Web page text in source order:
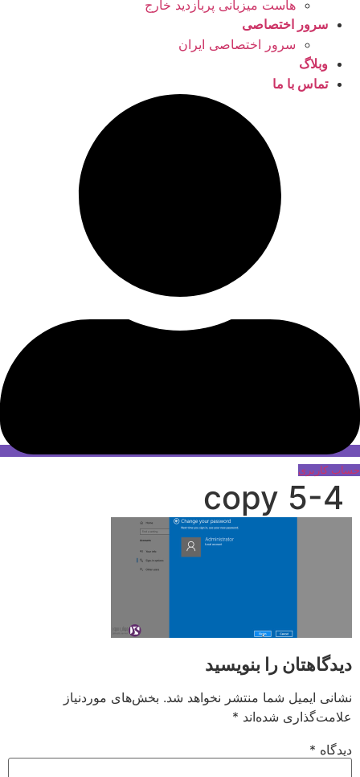
هاست میزبانی پربازدید خارج
سرور اختصاصی
سرور اختصاصی ایران
وبلاگ
تماس با ما
حساب کاربری
5-4 copy
دیدگاهتان را بنویسید
نشانی ایمیل شما منتشر نخواهد شد. بخش‌های موردنیاز
علامت‌گذاری شده‌اند *
دیدگاه *